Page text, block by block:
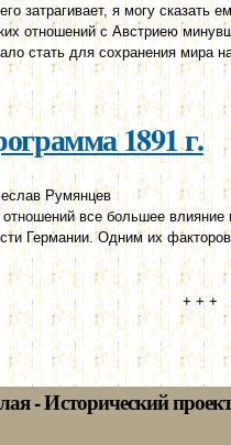
затрагивает, я могу
отношений с Австриею
стать для сохранения мира
иностранных дел с. д.
1891 г.
Румянцев
все большее влияние
Германии. Одним их
+ + +
1891 г.
- Исторический